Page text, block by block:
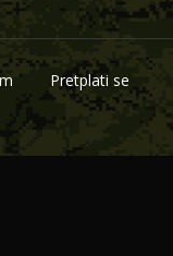
Pretplati se